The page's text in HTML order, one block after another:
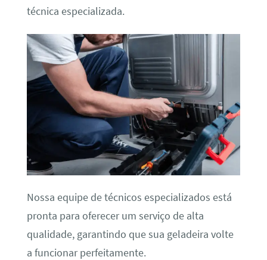
técnica especializada.
Nossa equipe de técnicos especializados está
pronta para oferecer um serviço de alta
qualidade, garantindo que sua geladeira volte
a funcionar perfeitamente.